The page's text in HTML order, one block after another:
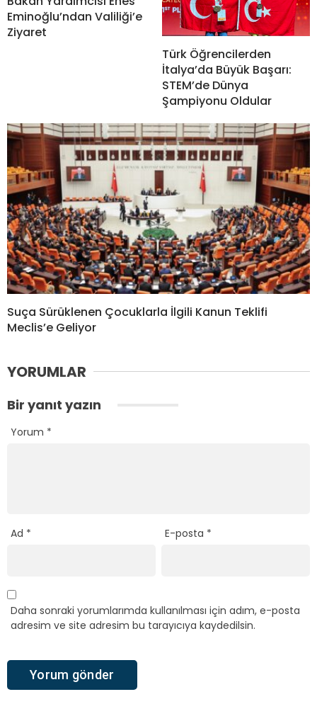
Eminoğlu’ndan Valiliği’e
Ziyaret
Türk Öğrencilerden
İtalya’da Büyük Başarı:
STEM’de Dünya
Şampiyonu Oldular
Suça Sürüklenen Çocuklarla İlgili Kanun Teklifi
Meclis’e Geliyor
YORUMLAR
Bir yanıt yazın
Yorum *
Ad * E-posta *
Daha sonraki yorumlarımda kullanılması için adım, e-posta
adresim ve site adresim bu tarayıcıya kaydedilsin.